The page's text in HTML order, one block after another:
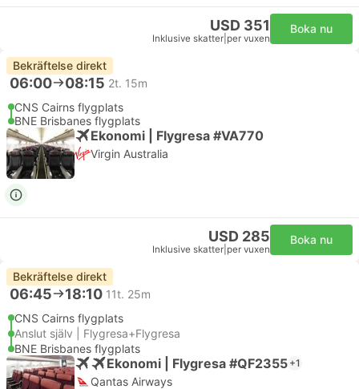
USD 351
Inklusive skatter per vuxen
Boka nu
Bekräftelse direkt
06:00 08:15 2t. 15m
CNS Cairns flygplats
BNE Brisbanes flygplats
Ekonomi | Flygresa #VA770
Virgin Australia
USD 285
Inklusive skatter per vuxen
Boka nu
Bekräftelse direkt
06:45 18:10 11t. 25m
CNS Cairns flygplats
Anslut själv | Flygresa+Flygresa
BNE Brisbanes flygplats
Ekonomi | Flygresa #QF2355 +1
Qantas Airways